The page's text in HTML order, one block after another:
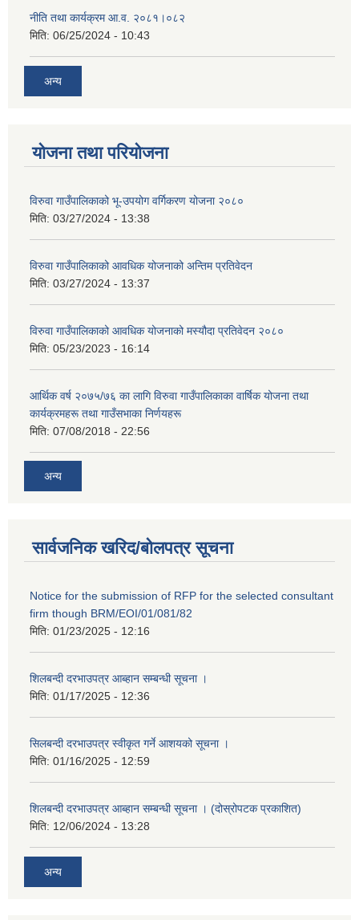
नीति तथा कार्यक्रम आ.व. २०८१।०८२
मिति: 06/25/2024 - 10:43
अन्य
योजना तथा परियोजना
विरुवा गाउँपालिकाको भू-उपयोग वर्गिकरण योजना २०८०
मिति: 03/27/2024 - 13:38
विरुवा गाउँपालिकाको आवधिक योजनाको अन्तिम प्रतिवेदन
मिति: 03/27/2024 - 13:37
विरुवा गाउँपालिकाको आवधिक योजनाको मस्यौदा प्रतिवेदन २०८०
मिति: 05/23/2023 - 16:14
आर्थिक वर्ष २०७५/७६ का लागि विरुवा गाउँपालिकाका वार्षिक योजना तथा
कार्यक्रमहरू तथा गाउँसभाका निर्णयहरू
मिति: 07/08/2018 - 22:56
अन्य
सार्वजनिक खरिद/बोलपत्र सूचना
Notice for the submission of RFP for the selected consultant
firm though BRM/EOI/01/081/82
मिति: 01/23/2025 - 12:16
शिलबन्दी दरभाउपत्र आब्हान सम्बन्धी सूचना ।
मिति: 01/17/2025 - 12:36
सिलबन्दी दरभाउपत्र स्वीकृत गर्ने आशयको सूचना ।
मिति: 01/16/2025 - 12:59
शिलबन्दी दरभाउपत्र आब्हान सम्बन्धी सूचना । (दोस्रोपटक प्रकाशित)
मिति: 12/06/2024 - 13:28
अन्य